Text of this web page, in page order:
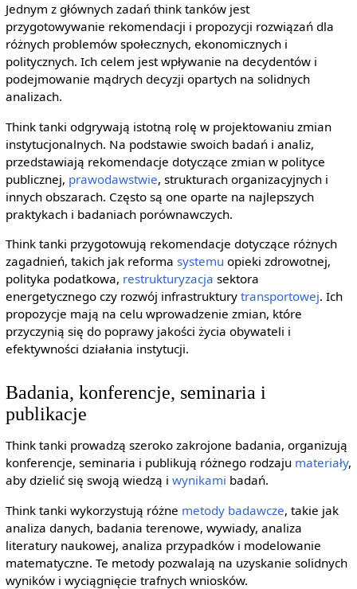
Jednym z głównych zadań think tanków jest
przygotowywanie rekomendacji i propozycji rozwiązań dla
różnych problemów społecznych, ekonomicznych i
politycznych. Ich celem jest wpływanie na decydentów i
podejmowanie mądrych decyzji opartych na solidnych
analizach.
Think tanki odgrywają istotną rolę w projektowaniu zmian
instytucjonalnych. Na podstawie swoich badań i analiz,
przedstawiają rekomendacje dotyczące zmian w polityce
publicznej, prawodawstwie, strukturach organizacyjnych i
innych obszarach. Często są one oparte na najlepszych
praktykach i badaniach porównawczych.
Think tanki przygotowują rekomendacje dotyczące różnych
zagadnień, takich jak reforma systemu opieki zdrowotnej,
polityka podatkowa, restrukturyzacja sektora
energetycznego czy rozwój infrastruktury transportowej. Ich
propozycje mają na celu wprowadzenie zmian, które
przyczynią się do poprawy jakości życia obywateli i
efektywności działania instytucji.
Badania, konferencje, seminaria i
publikacje
Think tanki prowadzą szeroko zakrojone badania, organizują
konferencje, seminaria i publikują różnego rodzaju materiały,
aby dzielić się swoją wiedzą i wynikami badań.
Think tanki wykorzystują różne metody badawcze, takie jak
analiza danych, badania terenowe, wywiady, analiza
literatury naukowej, analiza przypadków i modelowanie
matematyczne. Te metody pozwalają na uzyskanie solidnych
wyników i wyciągnięcie trafnych wniosków.